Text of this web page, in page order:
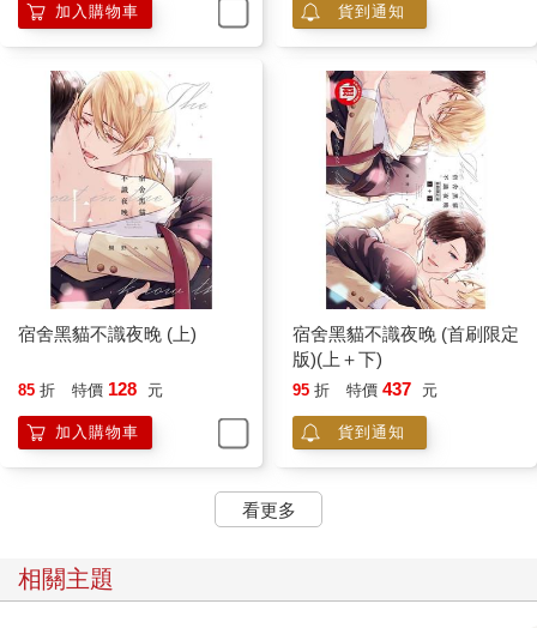
加入購物車 貨到通知
宿舍黑貓不識夜晚 (上)
85 折 特價 128 元
加入購物車
宿舍黑貓不識夜晚 (首刷限定
版)(上＋下)
95 折 特價 437 元
貨到通知
看更多
相關主題